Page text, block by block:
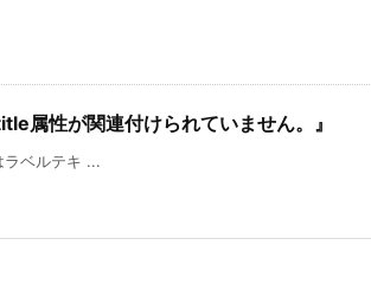
属性が関連付けられていません。』
ラベルテキ ...